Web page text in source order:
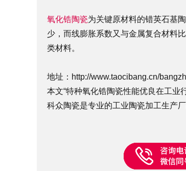
氧化锆陶瓷为关键原材料的错英石基
少，而线膨胀系数又与金属复合材料
类材料。
地址： http://www.taocibang.cn/
本文“特种氧化锆陶瓷性能优良在工业
科众陶瓷是专业的工业陶瓷加工生产